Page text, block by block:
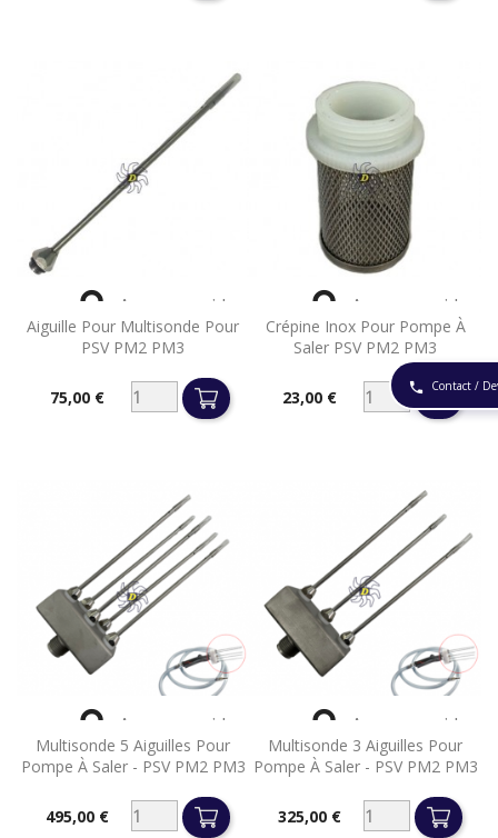
phone Contact /
Aiguille Pour Multisonde Pour
PSV PM2 PM3
75,00 €
 Aperçu rapide
Crépine Inox Pour Pompe À
Saler PSV PM2 PM3
Prix23,00 €
 Aperçu rapide
Multisonde 5 Aiguilles Pour
Pompe À Saler - PSV PM2 PM3
Prix495,00 €
 Aperçu rapide
Multisonde 3 Aiguilles Pour
Pompe À Saler - PSV PM2 PM3
Prix325,00 €
 Aperçu rapide